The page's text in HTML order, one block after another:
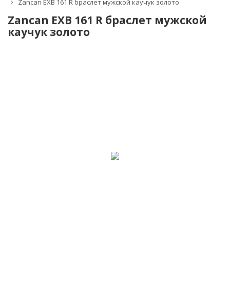
Zancan EXB 161 R браслет мужской каучук золото
Zancan EXB 161 R браслет мужской
каучук золото